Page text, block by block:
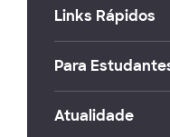
Links Rápidos
Para
Atualidade